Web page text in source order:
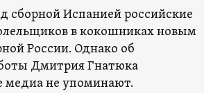
сборной Испанией российские
в кокошниках новым
России. Однако об
Дмитрия Гнатюка
медиа не упоминают.